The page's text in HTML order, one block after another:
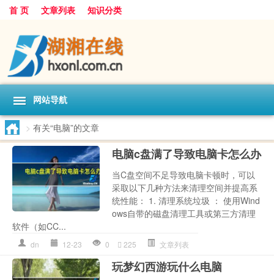
首 页 文章列表 知识分类
网站导航
> 有关“电脑”的文章
电脑c盘满了导致电脑卡怎么办
当C盘空间不足导致电脑卡顿时，可以
采取以下几种方法来清理空间并提高系
统性能： 1. 清理系统垃圾 ： 使用Wind
ows自带的磁盘清理工具或第三方清理
软件（如CC...
dn 12-23 0 225 文章列表
玩梦幻西游玩什么电脑